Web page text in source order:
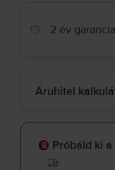
2 év garancia
Áruhitel
Próbáld ki